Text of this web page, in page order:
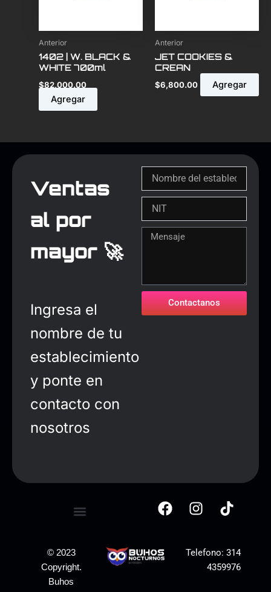
Anterior
1402 | W. BLACK &
WHITE 700ml
$82,000.00
Agregar
Anterior
JET COOKIES &
CREAN
$6,800.00 Agregar
Ventas
al por
mayor 🚀
Ingresa el
nombre de tu
establecimiento
y ponte en
contacto con
nosotros
Contactanos
© 2023
Copyright.
Buhos
Telefono:314
4359976